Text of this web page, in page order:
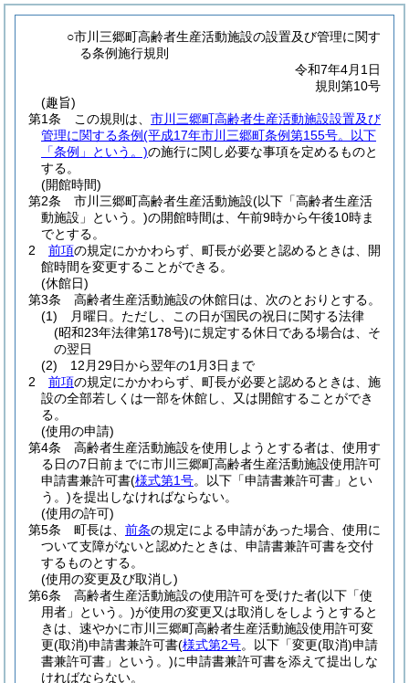
○市川三郷町高齢者生産活動施設の設置及び管理に関す
る条例施行規則
令和7年4月1日
規則第10号
(趣旨)
第1条
この規則は、 市川三郷町高齢者生産活動施設設置及び
管理に関する条例(平成17年市川三郷町条例第155号。以下
「条例」という。)の施行に関し必要な事項を定めるものと
する。
(開館時間)
第2条
市川三郷町高齢者生産活動施設(以下「高齢者生産活
動施設」という。)の開館時間は、午前9時から午後10時ま
でとする。
2
前項の規定にかかわらず、町長が必要と認めるときは、開
館時間を変更することができる。
(休館日)
第3条
高齢者生産活動施設の休館日は、次のとおりとする。
(1)
月曜日。ただし、この日が国民の祝日に関する法律
(昭和23年法律第178号)に規定する休日である場合は、そ
の翌日
(2)
12月29日から翌年の1月3日まで
2
前項の規定にかかわらず、町長が必要と認めるときは、施
設の全部若しくは一部を休館し、又は開館することができ
る。
(使用の申請)
第4条
高齢者生産活動施設を使用しようとする者は、使用す
る日の7日前までに市川三郷町高齢者生産活動施設使用許可
申請書兼許可書(様式第1号。以下「申請書兼許可書」とい
う。)を提出しなければならない。
(使用の許可)
第5条
町長は、 前条の規定による申請があった場合、使用に
ついて支障がないと認めたときは、申請書兼許可書を交付
するものとする。
(使用の変更及び取消し)
第6条
高齢者生産活動施設の使用許可を受けた者(以下「使
用者」という。)が使用の変更又は取消しをしようとすると
きは、速やかに市川三郷町高齢者生産活動施設使用許可変
更(取消)申請書兼許可書(様式第2号。以下「変更(取消)申請
書兼許可書」という。)に申請書兼許可書を添えて提出しな
ければならない。